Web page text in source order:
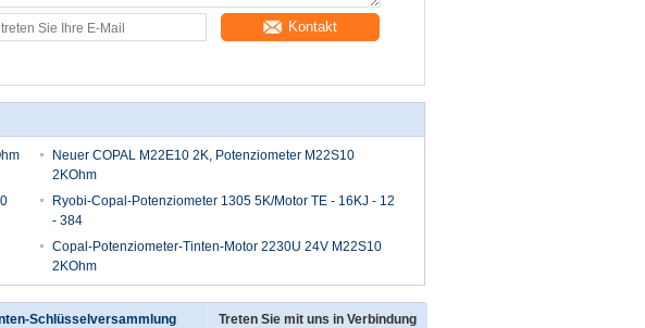
Kontakt
Neuer COPAL M22E10 2K, Potenziometer M22S10
2KOhm
Ryobi-Copal-Potenziometer 1305 5K/Motor TE - 16KJ - 12
- 384
Copal-Potenziometer-Tinten-Motor 2230U 24V M22S10
2KOhm
Schlüsselversammlung Treten Sie mit uns in Verbindung